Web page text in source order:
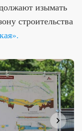
изымать
строительства